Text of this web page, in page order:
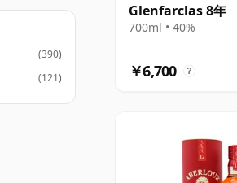
Glenfarclas 8年
700ml • 40%
￥6,700 ?
(390)
(121)